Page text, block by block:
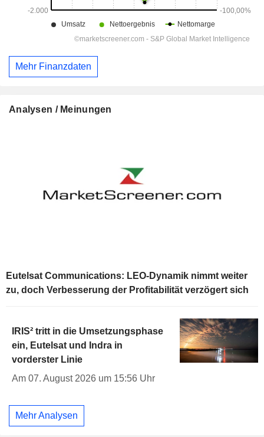
Mehr Finanzdaten
Analysen / Meinungen
Eutelsat Communications: LEO-Dynamik nimmt weiter
zu, doch Verbesserung der Profitabilität verzögert sich
IRIS² tritt in die Umsetzungsphase
ein, Eutelsat und Indra in
vorderster Linie
Am 07. August 2026 um 15:56 Uhr
Mehr Analysen